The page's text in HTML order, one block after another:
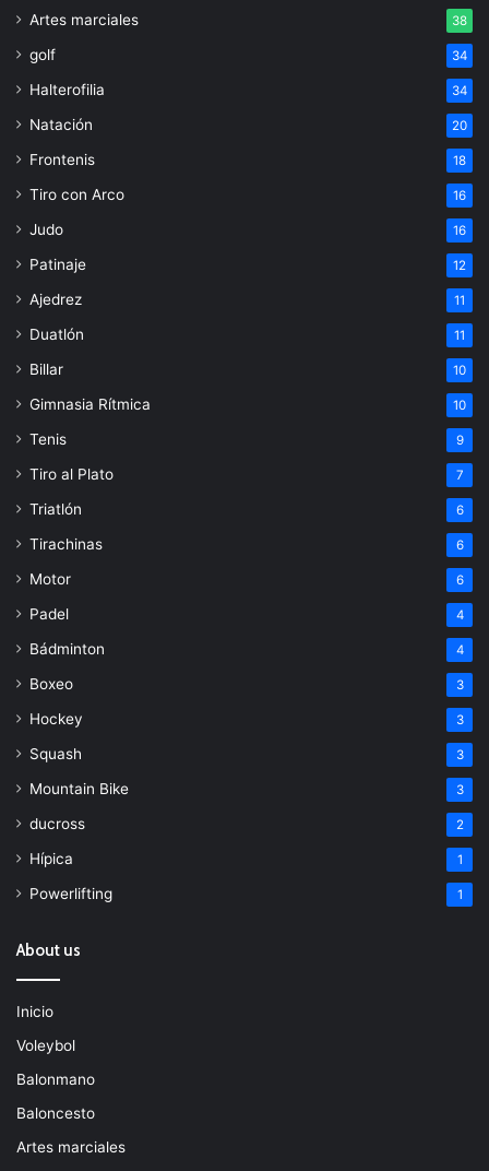
Artes marciales 38
golf 34
Halterofilia 34
Natación 20
Frontenis 18
Tiro con Arco 16
Judo 16
Patinaje 12
Ajedrez 11
Duatlón 11
Billar 10
Gimnasia Rítmica 10
Tenis 9
Tiro al Plato 7
Triatlón 6
Tirachinas 6
Motor 6
Padel 4
Bádminton 4
Boxeo 3
Hockey 3
Squash 3
Mountain Bike 3
ducross 2
Hípica 1
Powerlifting 1
About us
Inicio
Voleybol
Balonmano
Baloncesto
Artes marciales